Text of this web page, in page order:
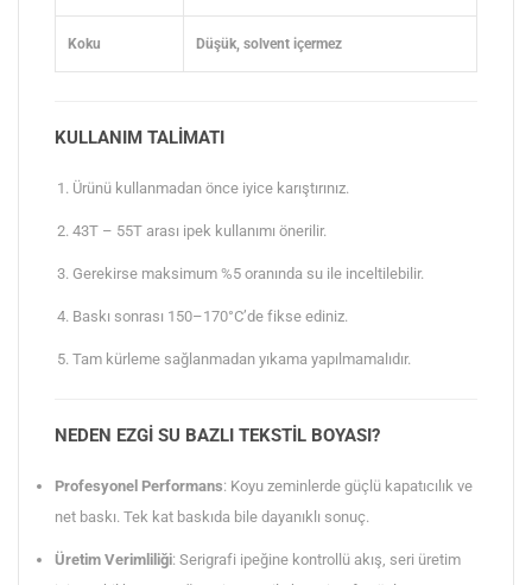
Koku Düşük, solvent içermez
KULLANIM TALIMATI
Ürünü kullanmadan önce iyice karıştırınız.
43T – 55T arası ipek kullanımı önerilir.
Gerekirse maksimum %5 oranında su ile inceltilebilir.
Baskı sonrası 150–170°C’de fikse ediniz.
Tam kürleme sağlanmadan yıkama yapılmamalıdır.
NEDEN EZGI SU BAZLI TEKSTIL BOYASI?
Profesyonel Performans: Koyu zeminlerde güçlü kapatıcılık ve
net baskı. Tek kat baskıda bile dayanıklı sonuç.
Üretim Verimliliği: Serigrafi ipeğine kontrollü akış, seri üretim